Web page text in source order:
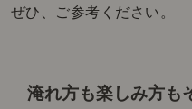
ぜひ、ご参考ください。
淹れ方も楽しみ方も